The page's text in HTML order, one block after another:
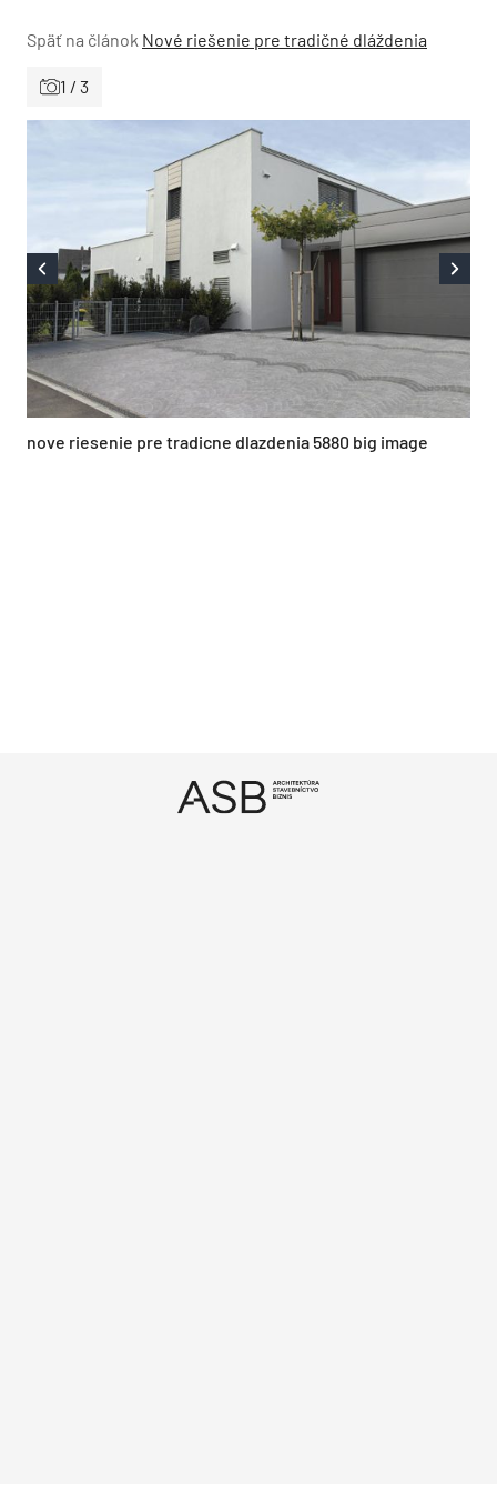
Späť na článok Nové riešenie pre tradičné dláždenia
1 / 3
nove riesenie pre tradicne dlazdenia 5880 big image